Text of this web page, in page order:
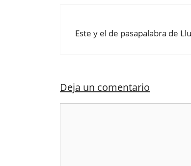
Este y el de pasapalabra de
Deja un comentario